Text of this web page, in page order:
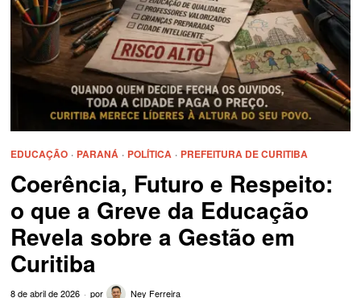
EDUCAÇÃO · PARANÁ · POLÍTICA · PREFEITURA DE CURITIBA
Coerência, Futuro e Respeito:
o que a Greve da Educação
Revela sobre a Gestão em
Curitiba
8 de abril de 2026 por Ney Ferreira